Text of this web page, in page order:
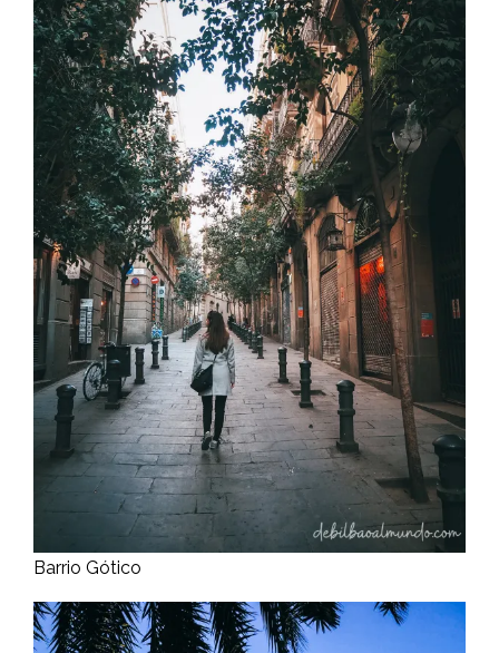
Barrio Gótico